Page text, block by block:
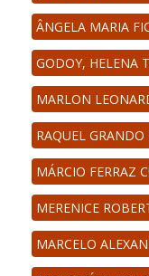
ÂNGELA MARIA
GODOY, HELENA
MARLON
RAQUEL GRANDO
MÁRCIO FERRAZ
MERENICE
MARCELO